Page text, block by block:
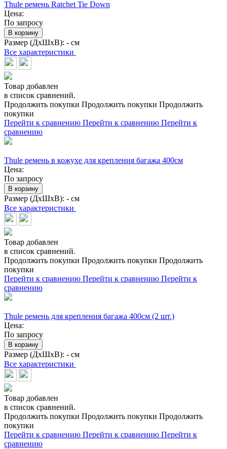
Thule ремень Ratchet Tie Down
Цена:
По запросу
В корзину
Размер (ДхШхВ): - см
Все характеристики
Товар добавлен
в список сравнений.
Продолжить покупки Продолжить покупки Продолжить
покупки
Перейти к сравнению Перейти к сравнению Перейти к
сравнению
Thule ремень в кожухе для крепления багажа 400см
Цена:
По запросу
В корзину
Размер (ДхШхВ): - см
Все характеристики
Товар добавлен
в список сравнений.
Продолжить покупки Продолжить покупки Продолжить
покупки
Перейти к сравнению Перейти к сравнению Перейти к
сравнению
Thule ремень для крепления багажа 400см (2 шт.)
Цена:
По запросу
В корзину
Размер (ДхШхВ): - см
Все характеристики
Товар добавлен
в список сравнений.
Продолжить покупки Продолжить покупки Продолжить
покупки
Перейти к сравнению Перейти к сравнению Перейти к
сравнению